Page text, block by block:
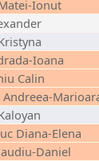
Ionut
Ioana
Calin
Andreea-
Diana-Elena
Daniel